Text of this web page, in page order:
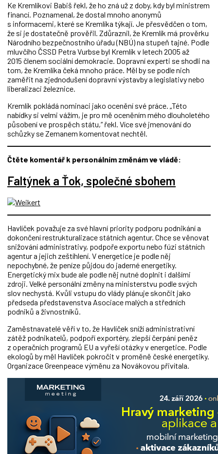
Ke Kremlíkovi Babiš řekl, že ho zná už z doby, kdy byl ministrem
financí. Poznamenal, že dostal mnoho anonymů
s informacemi, které se Kremlíka týkají. Je přesvědčen o tom,
že si je dostatečně prověřil. Zdůraznil, že Kremlík má prověrku
Národního bezpečnostního úřadu (NBÚ) na stupeň tajné. Podle
mluvčího ČSSD Petra Vurbse byl Kremlík v letech 2005 až
2015 členem sociální demokracie. Dopravní experti se shodli na
tom, že Kremlíka čeká mnoho práce. Měl by se podle nich
zaměřit na zjednodušení dopravní výstavby a legislativy nebo
liberalizaci železnice.
Kremlík pokládá nominaci jako ocenění své práce. „Této
nabídky si velmi vážím, je pro mě oceněním mého dlouholetého
působení ve prospěch státu,“ řekl. Více své jmenování do
schůzky se Zemanem komentovat nechtěl.
Čtěte komentář k personálním změnám ve vládě:
Faltýnek a Ťok, společné sbohem
Havlíček považuje za své hlavní priority podporu podnikání a
dokončení restrukturalizace státních agentur. Chce se věnovat
snižování administrativy, podpoře exportu nebo fúzi státních
agentur a jejich zeštíhlení. V energetice je podle něj
nepochybné, že peníze půjdou do jaderné energetiky.
Energetický mix bude ale podle něj nutné doplnit i dalšími
zdroji. Velké personální změny na ministerstvu podle svých
slov nechystá. Kvůli vstupu do vlády plánuje skončit jako
předseda představenstva Asociace malých a středních
podniků a živnostníků.
Zaměstnavatelé věří v to, že Havlíček sníží administrativní
zátěž podnikatelů, podpoří exportéry, zlepší čerpání peněz
z operačních programů EU a vyřeší otázky v energetice. Podle
ekologů by měl Havlíček pokročit v proměně české energetiky.
Organizace Greenpeace výměnu za Novákovou přivítala.